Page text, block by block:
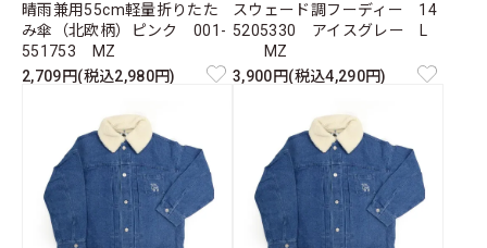
晴雨兼用55cm軽量折りたた
み傘（北欧柄）ピンク 001-
551753 MZ
2,709円(税込2,980円)
スウェード調フーディー 14
5205330 アイスグレー L
MZ
3,900円(税込4,290円)